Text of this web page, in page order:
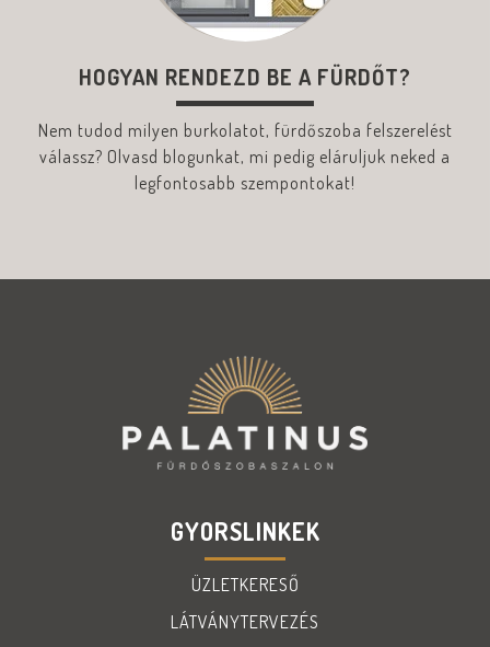
HOGYAN RENDEZD BE A FÜRDŐT?
Nem tudod milyen burkolatot, fürdőszoba felszerelést
válassz? Olvasd blogunkat, mi pedig eláruljuk neked a
legfontosabb szempontokat!
GYORSLINKEK
ÜZLETKERESŐ
LÁTVÁNYTERVEZÉS